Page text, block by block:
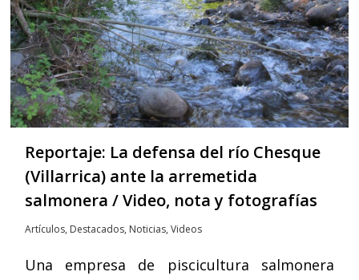
Reportaje: La defensa del río Chesque
(Villarrica) ante la arremetida
salmonera / Video, nota y fotografías
Artículos, Destacados, Noticias,Videos
Una empresa de piscicultura salmonera